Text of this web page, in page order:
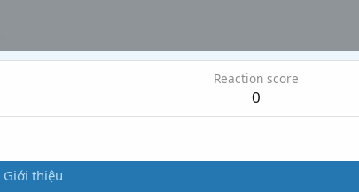
Reaction score
0
Giới thiệu